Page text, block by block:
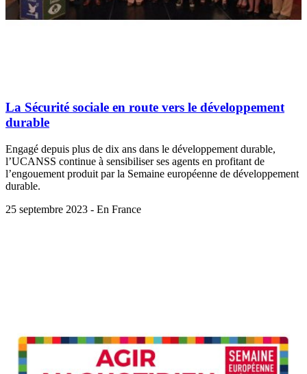
La Sécurité sociale en route vers le développement
durable
Engagé depuis plus de dix ans dans le développement durable,
l’UCANSS continue à sensibiliser ses agents en profitant de
l’engouement produit par la Semaine européenne de développement
durable.
25 septembre 2023 - En France